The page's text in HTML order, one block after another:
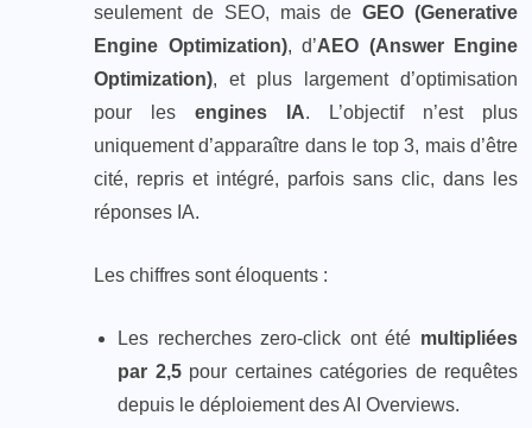
seulement de SEO, mais deGEO (Generative
Engine Optimization), d’AEO (Answer Engine
Optimization), et plus largement d’optimisation
pour les engines IA. L’objectif n’est plus
uniquement d’apparaître dans le top 3, mais d’être
cité, repris et intégré, parfois sans clic, dans les
réponses IA.
Les chiffres sont éloquents :
Les recherches zero‑click ont été multipliées
par 2,5pour certaines catégories de requêtes
depuis le déploiement des AI Overviews.